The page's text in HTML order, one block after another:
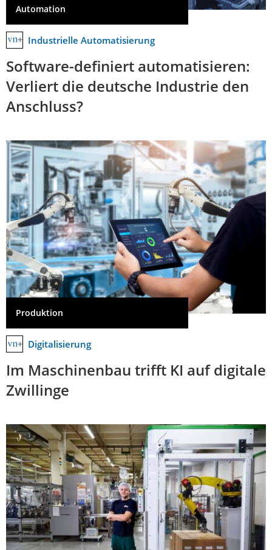
Automation
Industrielle Automatisierung
Software-definiert automatisieren:
Verliert die deutsche Industrie den
Anschluss?
Produktion
Digitalisierung
Im Maschinenbau trifft KI auf digitale
Zwillinge